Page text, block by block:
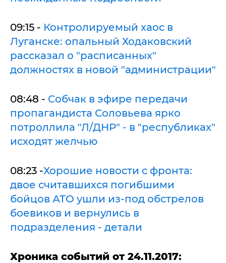
09:15 - Контролируемый хаос в
Луганске: опальный Ходаковский
рассказал о "расписанных"
должностях в новой "администрации"
08:48 - Собчак в эфире передачи
пропагандиста Соловьева ярко
потроллила "Л/ДНР" - в "республиках"
исходят желчью
08:23 -Хорошие новости с фронта:
двое считавшихся погибшими
бойцов АТО ушли из-под обстрелов
боевиков и вернулись в
подразделения - детали
Хроника событий от 24.11.2017: